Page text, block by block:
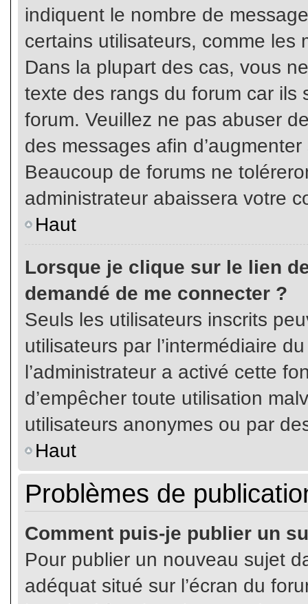
indiquent le nombre de
certains utilisateurs, comme les
Dans la plupart des cas, vous
texte des rangs du forum car ils
forum. Veuillez ne pas abuser
des messages afin
Beaucoup de forums ne
administrateur abaissera votre
Haut
Lorsque je clique sur le lien
demandé de me connecter ?
Seuls les utilisateurs inscrits
utilisateurs par l’intermédiaire
l’administrateur a activé cette
d’empêcher toute utilisation
utilisateurs anonymes ou par
Haut
Problèmes de
Comment puis-je publier un
Pour publier un nouveau sujet
adéquat situé sur l’écran du